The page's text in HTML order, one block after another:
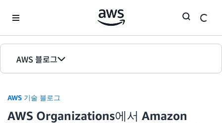
AWS 블로그
홈
에디션
AWS 기술 블로그
AWS Organizations에서 Amazon